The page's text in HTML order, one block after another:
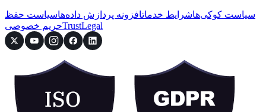
سیاست کوکی‌هاشرایط خدماتافزونه پردازش داده‌هاسیاست حفظ
حریم خصوصیTrustLegal